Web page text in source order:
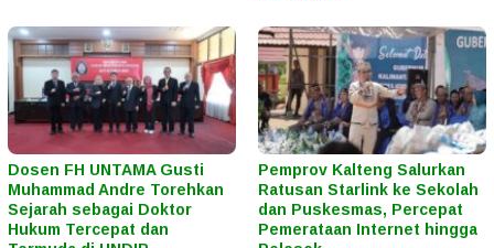
Dosen FH UNTAMA Gusti
Muhammad Andre Torehkan
Sejarah sebagai Doktor
Hukum Tercepat dan
Pemprov Kalteng Salurkan
Ratusan Starlink ke Sekolah
dan Puskesmas, Percepat
Pemerataan Internet hingga